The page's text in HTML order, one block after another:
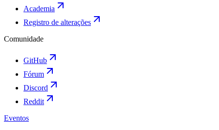
Academia
Registro de alterações
Comunidade
GitHub
Fórum
Discord
Reddit
Eventos